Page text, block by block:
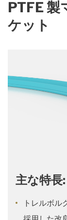
PTFE 製
ケット
主な特長:
トレルボル